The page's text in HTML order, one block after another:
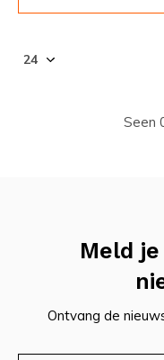
Seen
Meld
Ontvang de